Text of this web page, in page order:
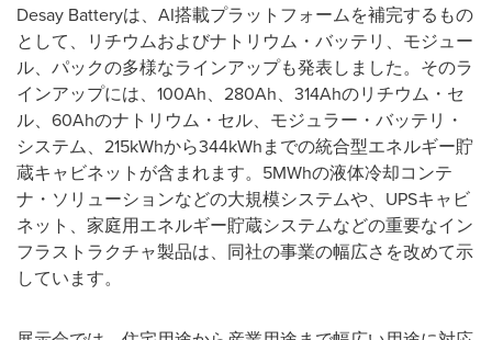
Desay Batteryは、AI搭載プラットフォームを補完するもの
として、リチウムおよびナトリウム・バッテリ、モジュー
ル、パックの多様なラインアップも発表しました。そのラ
インアップには、100Ah、280Ah、314Ahのリチウム・セ
ル、60Ahのナトリウム・セル、モジュラー・バッテリ・
システム、215kWhから344kWhまでの統合型エネルギー貯
蔵キャビネットが含まれます。5MWhの液体冷却コンテ
ナ・ソリューションなどの大規模システムや、UPSキャビ
ネット、家庭用エネルギー貯蔵システムなどの重要なイン
フラストラクチャ製品は、同社の事業の幅広さを改めて示
しています。